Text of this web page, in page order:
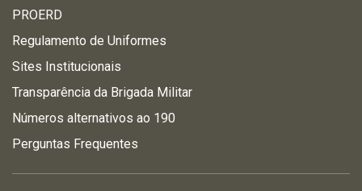
PROERD
Regulamento de Uniformes
Sites Institucionais
Transparência da Brigada Militar
Números alternativos ao 190
Perguntas Frequentes